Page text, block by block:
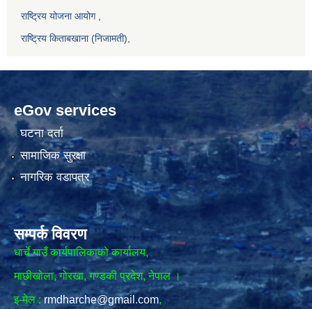
राष्ट्रिय योजना आयोग,
राष्ट्रिय किताबखाना (निजामती)
eGov services
घटना दर्ता
सामाजिक सुरक्षा
नागरिक वडापत्र
सम्पर्क विवरण
धार्चे गाउँ कार्यपालिकाको कार्यालय,
माछीखोला, गोरखा, गण्डकी प्रदेश, नेपाल ।
इ-मेल : rmdharche@gmail.com,